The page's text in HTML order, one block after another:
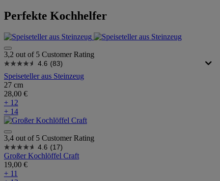
Perfekte Kochhelfer
3,2 out of 5 Customer Rating
4.6 (83)
Speiseteller aus Steinzeug
27 cm
28,00 €
+ 12
+ 14
3,4 out of 5 Customer Rating
4.6 (17)
Großer Kochlöffel Craft
19,00 €
+ 11